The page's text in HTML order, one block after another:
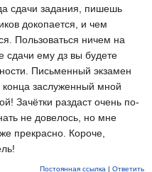
сдачи задания, пишешь
докопается, и чем
Пользоваться ничем на
сдачи ему дз вы будете
Письменный экзамен
заслуженный мной
Зачётки раздаст очень по-
не довелось, но мне
прекрасно. Короче,
Постоянная ссылка | Ответить